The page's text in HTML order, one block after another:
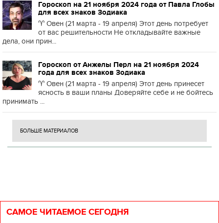
Гороскоп на 21 ноября 2024 года от Павла Глобы
для всех знаков Зодиака
♈️ Овен (21 марта - 19 апреля) Этот день потребует
от вас решительности Не откладывайте важные
дела, они прин...
Гороскоп от Анжелы Перл на 21 ноября 2024
года для всех знаков Зодиака
♈️ Овен (21 марта - 19 апреля) Этот день принесет
ясность в ваши планы Доверяйте себе и не бойтесь
принимать ...
БОЛЬШЕ МАТЕРИАЛОВ
САМОЕ ЧИТАЕМОЕ СЕГОДНЯ